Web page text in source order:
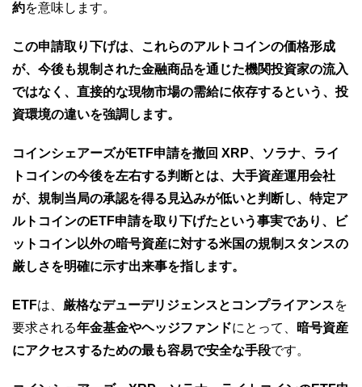
約を意味します。
この申請取り下げは、これらのアルトコインの価格形成
が、今後も規制された金融商品を通じた機関投資家の流入
ではなく、直接的な現物市場の需給に依存するという、投
資環境の違いを強調します。
コインシェアーズがETF申請を撤回 XRP、ソラナ、ライ
トコインの今後を左右する判断とは、大手資産運用会社
が、規制当局の承認を得る見込みが低いと判断し、特定ア
ルトコインのETF申請を取り下げたという事実であり、ビ
ットコイン以外の暗号資産に対する米国の規制スタンスの
厳しさを明確に示す出来事を指します。
ETFは、 厳格なデューデリジェンスとコンプライアンスを
要求される年金基金やヘッジファンドにとって、
暗号資産
にアクセスするための最も容易で安全な手段です。